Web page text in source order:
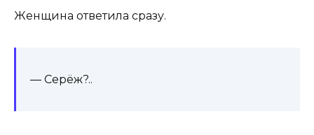
Женщина ответила сразу.
— Серёж?..